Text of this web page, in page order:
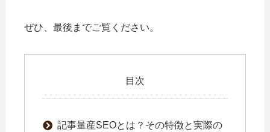
ぜひ、最後までご覧ください。
目次
記事量産SEOとは？その特徴と実際の